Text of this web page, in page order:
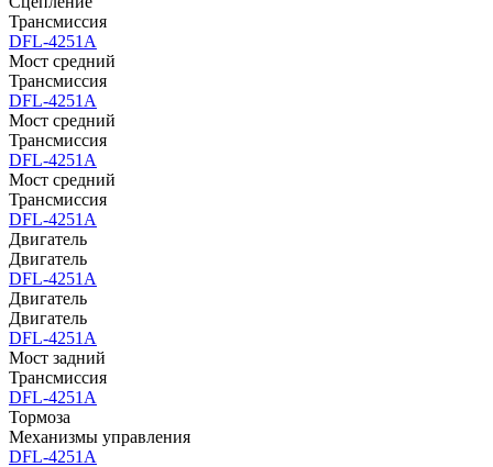
Трансмиссия
DFL-4251A
Мост средний
Трансмиссия
DFL-4251A
Мост средний
Трансмиссия
DFL-4251A
Мост средний
Трансмиссия
DFL-4251A
Двигатель
Двигатель
DFL-4251A
Двигатель
Двигатель
DFL-4251A
Мост задний
Трансмиссия
DFL-4251A
Тормоза
Механизмы управления
DFL-4251A